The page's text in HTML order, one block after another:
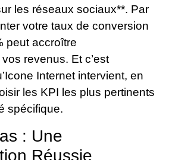
les réseaux sociaux**. Par
votre taux de conversion
peut accroître
revenus. Et c’est
Internet intervient, en
les KPI les plus pertinents
spécifique.
: Une
Réussie